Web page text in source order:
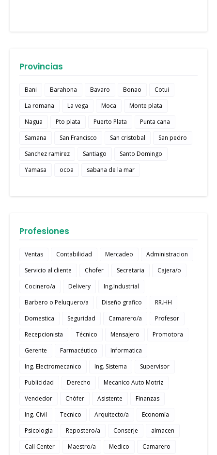
Provincias
Bani Barahona Bavaro Bonao
Cotui
La romana
La vega Moca
Monte plata
Nagua
Pto plata Puerto Plata
Punta cana
Samana
San Francisco San cristobal
San pedro
Sanchez ramirez
Santiago
Santo Domingo
Yamasa
ocoa sabana de la mar
Profesiones
Ventas Contabilidad Mercadeo
Administracion
Servicio al cliente
Chofer Secretaria
Cajera/o
Cocinero/a
Delivery
Ing.Industrial
Barbero o Peluquero/a
Diseño grafico
RR.HH
Domestica
Seguridad Camarero/a
Profesor
Recepcionista
Técnico Mensajero
Promotora
Gerente
Farmacéutico
Informatica
Ing. Electromecanico
Ing. Sistema
Supervisor
Publicidad
Derecho
Mecanico Auto Motriz
Vendedor
Chófer Asistente
Finanzas
Ing. Civil
Tecnico Arquitecto/a
Economía
Psicologia
Repostero/a Conserje
almacen
Call Center
Maestro/a Medico Camarero